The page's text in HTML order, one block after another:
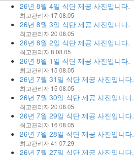
26년 8월 4일 식단 제공 사진입니다.
최고관리자 1708.05
26년 8월 3일 식단 제공 사진입니다.
최고관리자20 08.05
26년 8월 2일 식단 제공 사진입니다.
최고관리자8 08.05
26년 8월 1일 식단 제공 사진입니다.
최고관리자 15 08.05
26년 7월 31일 식단 제공 사진입니다.
최고관리자 15 08.05
26년 7월 30일 식단 제공 사진입니다.
최고관리자20 08.05
26년 7월 29일 식단 제공 사진입니다.
최고관리자 16 08.05
26년 7월 28일 식단 제공 사진입니다.
최고관리자41 07.29
26년 7월 27일 식단 제공 사진입니다.